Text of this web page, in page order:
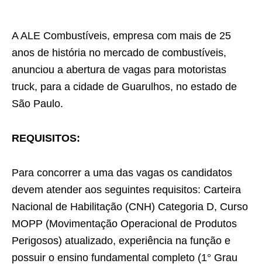
A ALE Combustíveis, empresa com mais de 25
anos de história no mercado de combustíveis,
anunciou a abertura de vagas para motoristas
truck, para a cidade de Guarulhos, no estado de
São Paulo.
REQUISITOS:
Para concorrer a uma das vagas os candidatos
devem atender aos seguintes requisitos: Carteira
Nacional de Habilitação (CNH) Categoria D, Curso
MOPP (Movimentação Operacional de Produtos
Perigosos) atualizado, experiência na função e
possuir o ensino fundamental completo (1° Grau